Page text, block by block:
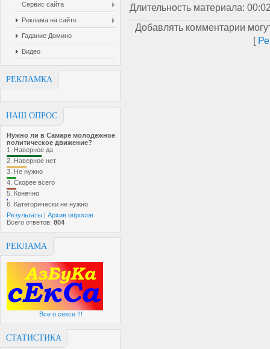
Сервис сайта
Реклама на сайте
Гадание Домино
Видео
РЕКЛАМКА
НАШ ОПРОС
Нужно ли в Самаре молодежное
политическое движение?
1. Наверное да
2. Наверное нет
3. Не нужно
4. Скорее всего
5. Конечно
6. Категорически не нужно
Результаты | Архив опросов
Всего ответов: 804
РЕКЛАМА
Все о сексе !!!
СТАТИСТИКА
Длительность материала:
Добавлять комментарии
[